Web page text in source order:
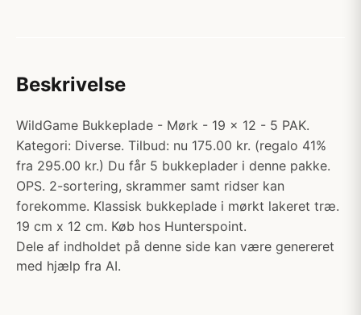
Beskrivelse
WildGame Bukkeplade - Mørk - 19 x 12 - 5 PAK.
Kategori: Diverse. Tilbud: nu 175.00 kr. (regalo 41%
fra 295.00 kr.) Du får 5 bukkeplader i denne pakke.
OPS. 2-sortering, skrammer samt ridser kan
forekomme. Klassisk bukkeplade i mørkt lakeret træ.
19 cm x 12 cm. Køb hos Hunterspoint.
Dele af indholdet på denne side kan være genereret
med hjælp fra AI.